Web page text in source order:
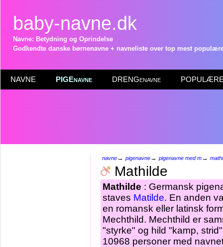
baby-navne.dk
Navne: Betydning og Oprindelse
Godkendte danske børnenavne + navneliste over top mest
NAVNE PIGEnavne DRENGenavne POPULÆRE
navne→ pigenavne→ pigenavne med m→
Mathilde
Mathilde : Germansk
staves Matilde. En anden
en romansk eller latinsk
Mechthild. Mechthild er
"styrke" og hild "kamp,
10968 personer med